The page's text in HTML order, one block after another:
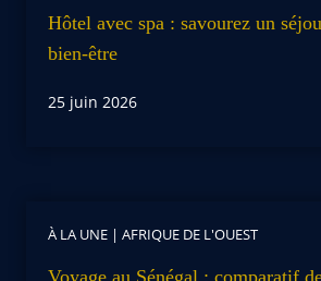
Hôtel avec spa : savourez un
bien-être
25 juin 2026
À LA UNE | AFRIQUE DE L'OUEST
Voyage au Sénégal : comparatif